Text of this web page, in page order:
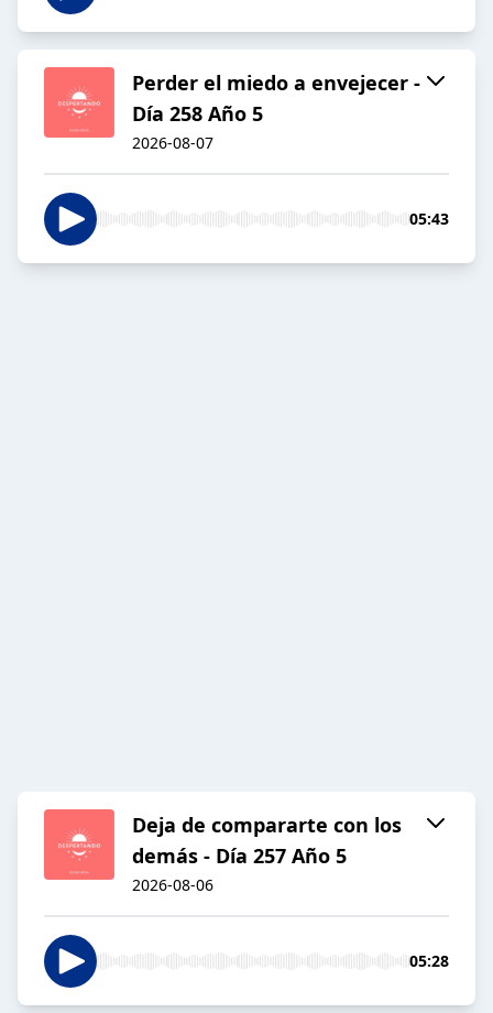
Perder el miedo a envejecer -
Día 258 Año 5
2026-08-07
05:43
Deja de compararte con los
demás - Día 257 Año 5
2026-08-06
05:28